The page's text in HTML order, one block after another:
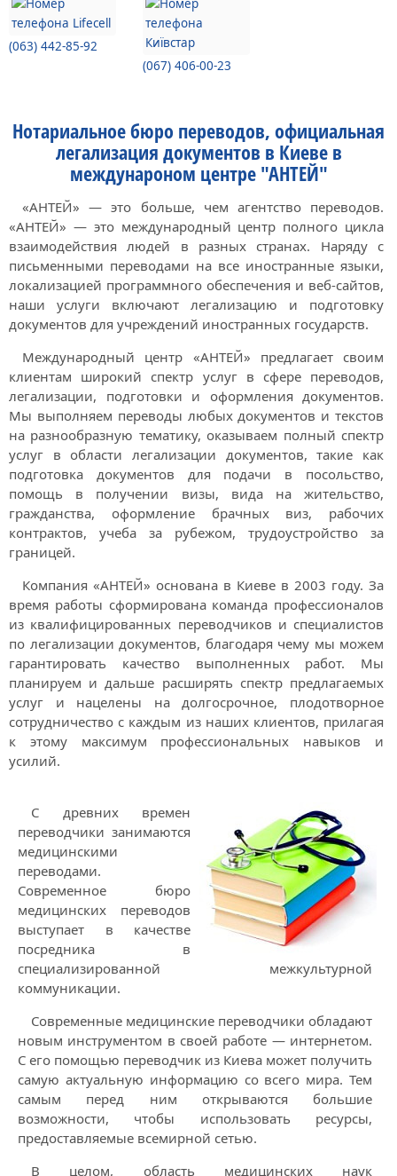
(063) 442-85-92
(067) 406-00-23
Нотариальное бюро переводов, официальная
легализация документов в Киеве в
междунароном центре "АНТЕЙ"
«АНТЕЙ» — это больше, чем агентство переводов.
«АНТЕЙ» — это международный центр полного цикла
взаимодействия людей в разных странах. Наряду с
письменными переводами на все иностранные языки,
локализацией программного обеспечения и веб-сайтов,
наши услуги включают легализацию и подготовку
документов для учреждений иностранных государств.
Международный центр «АНТЕЙ» предлагает своим
клиентам широкий спектр услуг в сфере переводов,
легализации, подготовки и оформления документов.
Мы выполняем переводы любых документов и текстов
на разнообразную тематику, оказываем полный спектр
услуг в области легализации документов, такие как
подготовка документов для подачи в посольство,
помощь в получении визы, вида на жительство,
гражданства, оформление брачных виз, рабочих
контрактов, учеба за рубежом, трудоустройство за
границей.
Компания «АНТЕЙ» основана в Киеве в 2003 году. За
время работы сформирована команда профессионалов
из квалифицированных переводчиков и специалистов
по легализации документов, благодаря чему мы можем
гарантировать качество выполненных работ. Мы
планируем и дальше расширять спектр предлагаемых
услуг и нацелены на долгосрочное, плодотворное
сотрудничество с каждым из наших клиентов, прилагая
к этому максимум профессиональных навыков и
усилий.
С древних времен
переводчики занимаются
медицинскими
переводами.
Современное бюро
медицинских переводов
выступает в качестве
посредника в
специализированной межкультурной
коммуникации.
Современные медицинские переводчики обладают
новым инструментом в своей работе — интернетом.
С его помощью переводчик из Киева может получить
самую актуальную информацию со всего мира. Тем
самым перед ним открываются большие
возможности, чтобы использовать ресурсы,
предоставляемые всемирной сетью.
В целом, область медицинских наук